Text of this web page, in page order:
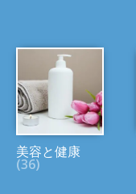
美容と健康
(36)